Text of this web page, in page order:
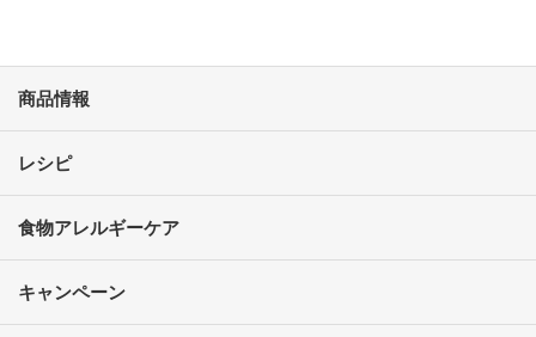
商品情報
レシピ
食物アレルギーケア
キャンペーン